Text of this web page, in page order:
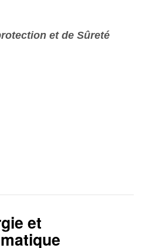
et de Sûreté
et